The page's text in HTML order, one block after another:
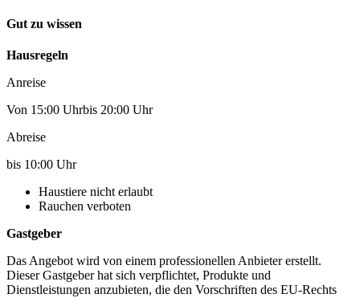
Gut zu wissen
Hausregeln
Anreise
Von 15:00 Uhrbis 20:00 Uhr
Abreise
bis 10:00 Uhr
Haustiere nicht erlaubt
Rauchen verboten
Gastgeber
Das Angebot wird von einem professionellen Anbieter erstellt.
Dieser Gastgeber hat sich verpflichtet, Produkte und
Dienstleistungen anzubieten, die den Vorschriften des EU-Rechts